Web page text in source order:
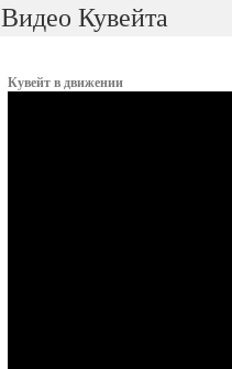
Видео Кувейта
Кувейт в движении